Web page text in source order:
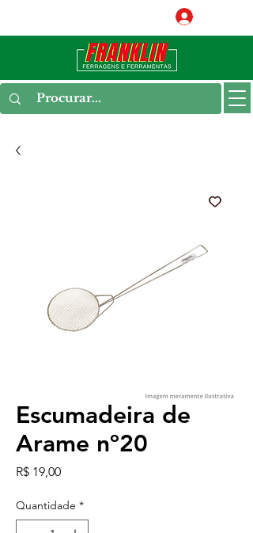
Escumadeira de
Arame nº20
R$ 19,00Preço
Quantidade *